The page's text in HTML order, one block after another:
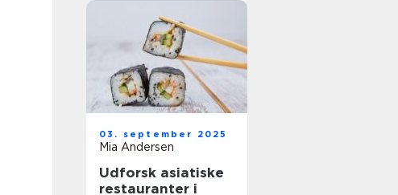
03. september 2025
Mia Andersen
Udforsk asiatiske
restauranter i